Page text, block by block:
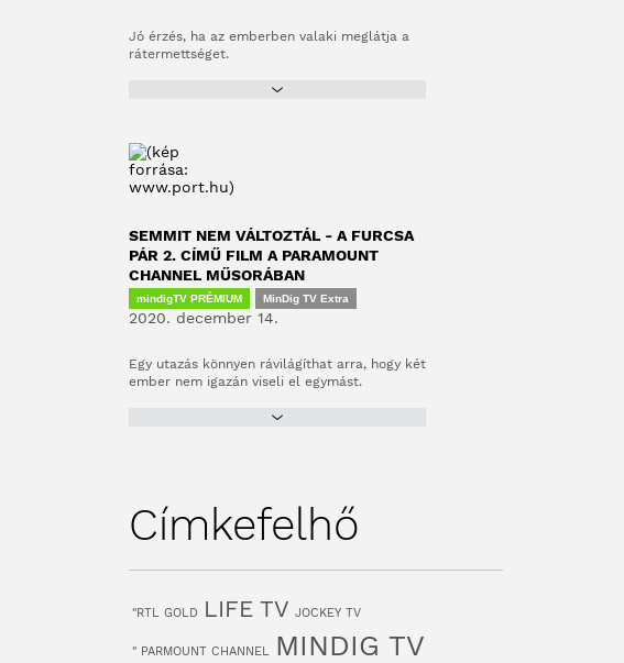
Jó érzés, ha az emberben valaki meglátja a
rátermettséget.
SEMMIT NEM VÁLTOZTÁL - A FURCSA
PÁR 2. CÍMŰ FILM A PARAMOUNT
CHANNEL MŰSORÁBAN
mindigTV PRÉMIUM MinDig TV Extra
2020. december 14.
Egy utazás könnyen rávilágíthat arra, hogy két
ember nem igazán viseli el egymást.
Címkefelhő
"RTL GOLD LIFE TV JOCKEY TV
" PARMOUNT CHANNEL MINDIG TV